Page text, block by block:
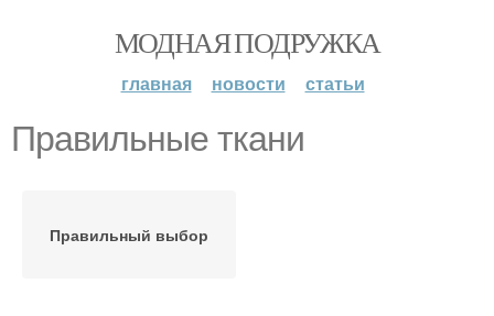
МОДНАЯ ПОДРУЖКА
главная новости статьи
Правильные ткани
Правильный выбор